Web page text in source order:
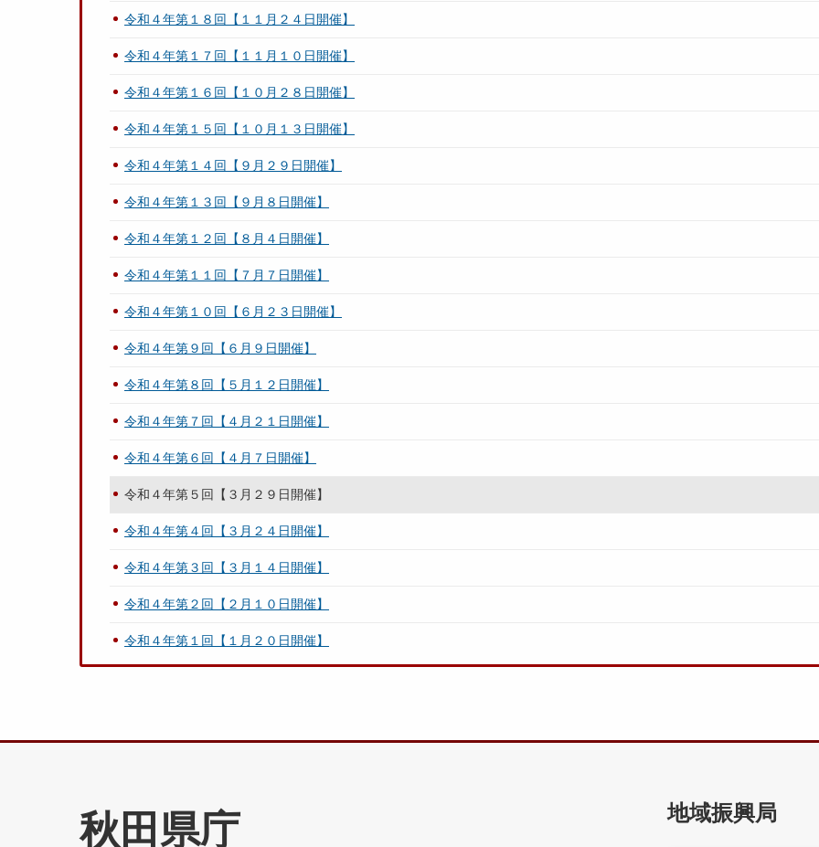
令和４年第１８回【１１月２４日開催】
令和４年第１７回【１１月１０日開催】
令和４年第１６回【１０月２８日開催】
令和４年第１５回【１０月１３日開催】
令和４年第１４回【９月２９日開催】
令和４年第１３回【９月８日開催】
令和４年第１２回【８月４日開催】
令和４年第１１回【７月７日開催】
令和４年第１０回【６月２３日開催】
令和４年第９回【６月９日開催】
令和４年第８回【５月１２日開催】
令和４年第７回【４月２１日開催】
令和４年第６回【４月７日開催】
令和４年第５回【３月２９日開催】
令和４年第４回【３月２４日開催】
令和４年第３回【３月１４日開催】
令和４年第２回【２月１０日開催】
令和４年第１回【１月２０日開催】
秋田県庁 地域振興局